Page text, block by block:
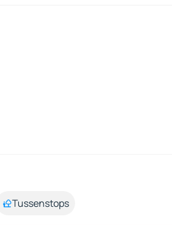
Tussenstops